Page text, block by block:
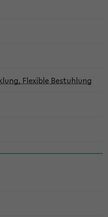
Flexible Bestuhlung